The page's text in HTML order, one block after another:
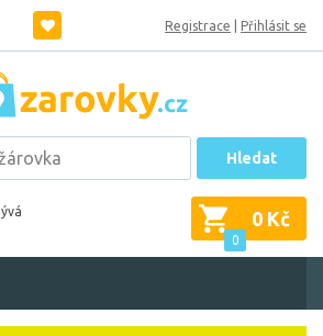
Registrace Přihlásit se
Hledat
0
0 Kč